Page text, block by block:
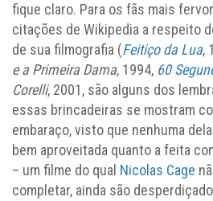
fique claro. Para os fãs mais
citações de Wikipedia a respeito
de sua filmografia (Feitiço da Lua,
e a Primeira Dama, 1994, 60
Corelli, 2001, são alguns dos
essas brincadeiras se mostram
embaraço, visto que nenhuma
bem aproveitada quanto a feita
– um filme do qual Nicolas Cage
completar, ainda são